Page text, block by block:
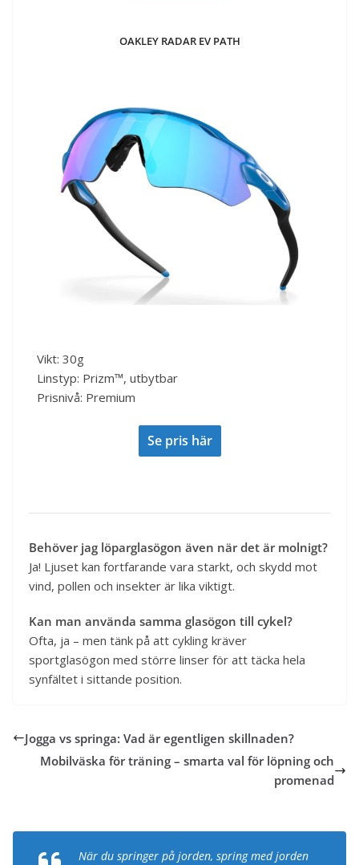
OAKLEY RADAR EV PATH
Vikt: 30g
Linstyp: Prizm™, utbytbar
Prisnivå: Premium
Se pris här
Behöver jag löparglasögon även när det är molnigt?
Ja! Ljuset kan fortfarande vara starkt, och skydd mot
vind, pollen och insekter är lika viktigt.
Kan man använda samma glasögon till cykel?
Ofta, ja – men tänk på att cykling kräver
sportglasögon med större linser för att täcka hela
synfältet i sittande position.
Jogga vs springa: Vad är egentligen skillnaden?
Mobilväska för träning – smarta val för löpning och
promenad
När du springer på jorden, spring med jorden